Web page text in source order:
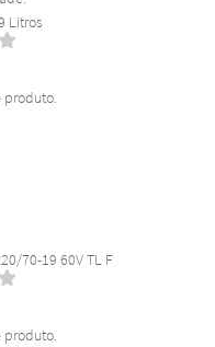
Litros
produto.
70-19 60V TL F
produto.